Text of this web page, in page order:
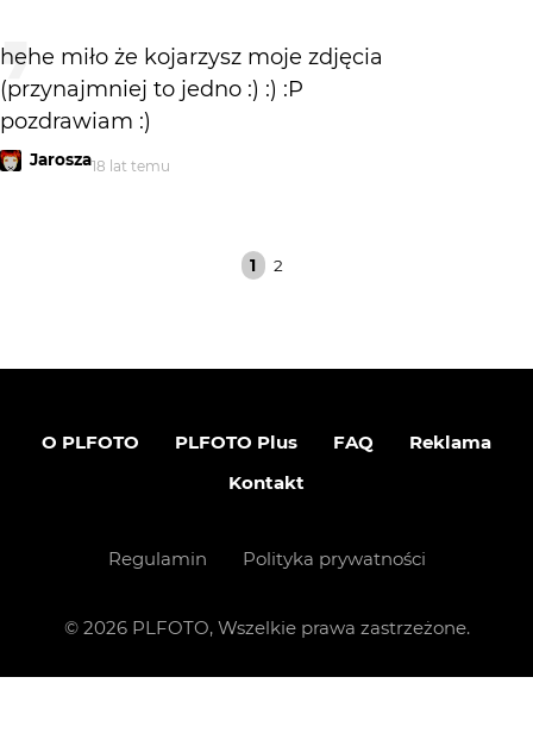
hehe miło że kojarzysz moje zdjęcia
(przynajmniej to jedno :) :) :P
pozdrawiam :)
Jarosza18 lat temu
1 2
O PLFOTO PLFOTO Plus FAQ
Reklama
Kontakt
Regulamin Polityka prywatności
© 2026PLFOTO, Wszelkie prawa zastrzeżone.